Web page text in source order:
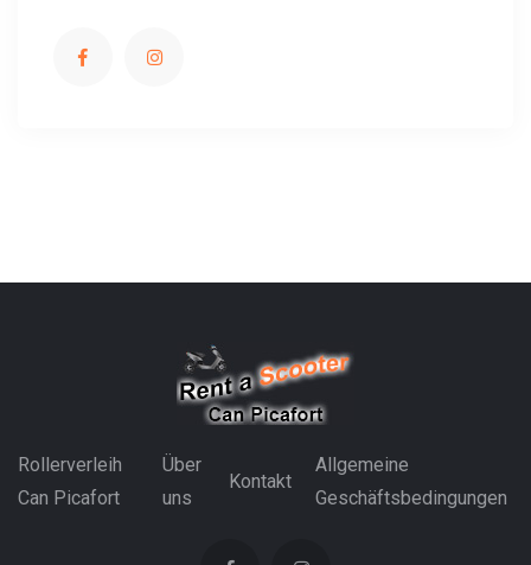
Rollerverleih
Can Picafort
Über
uns
Kontakt
Allgemeine
Geschäftsbedingungen